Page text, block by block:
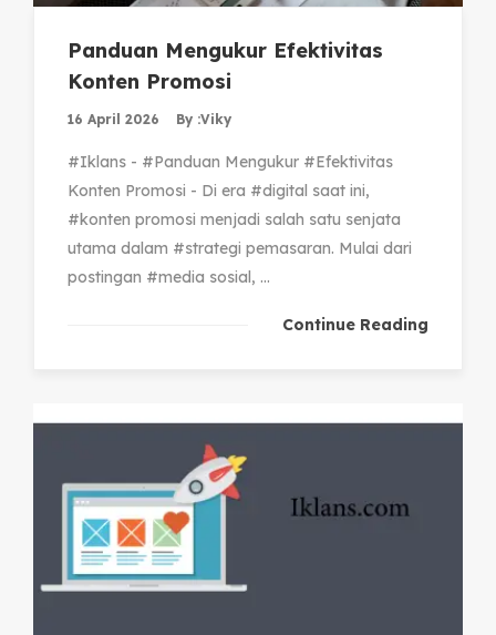
Panduan Mengukur Efektivitas
Konten Promosi
16 April 2026 By :Viky
#Iklans - #Panduan Mengukur #Efektivitas
Konten Promosi - Di era #digital saat ini,
#konten promosi menjadi salah satu senjata
utama dalam #strategi pemasaran. Mulai dari
postingan #media sosial, ...
Continue Reading